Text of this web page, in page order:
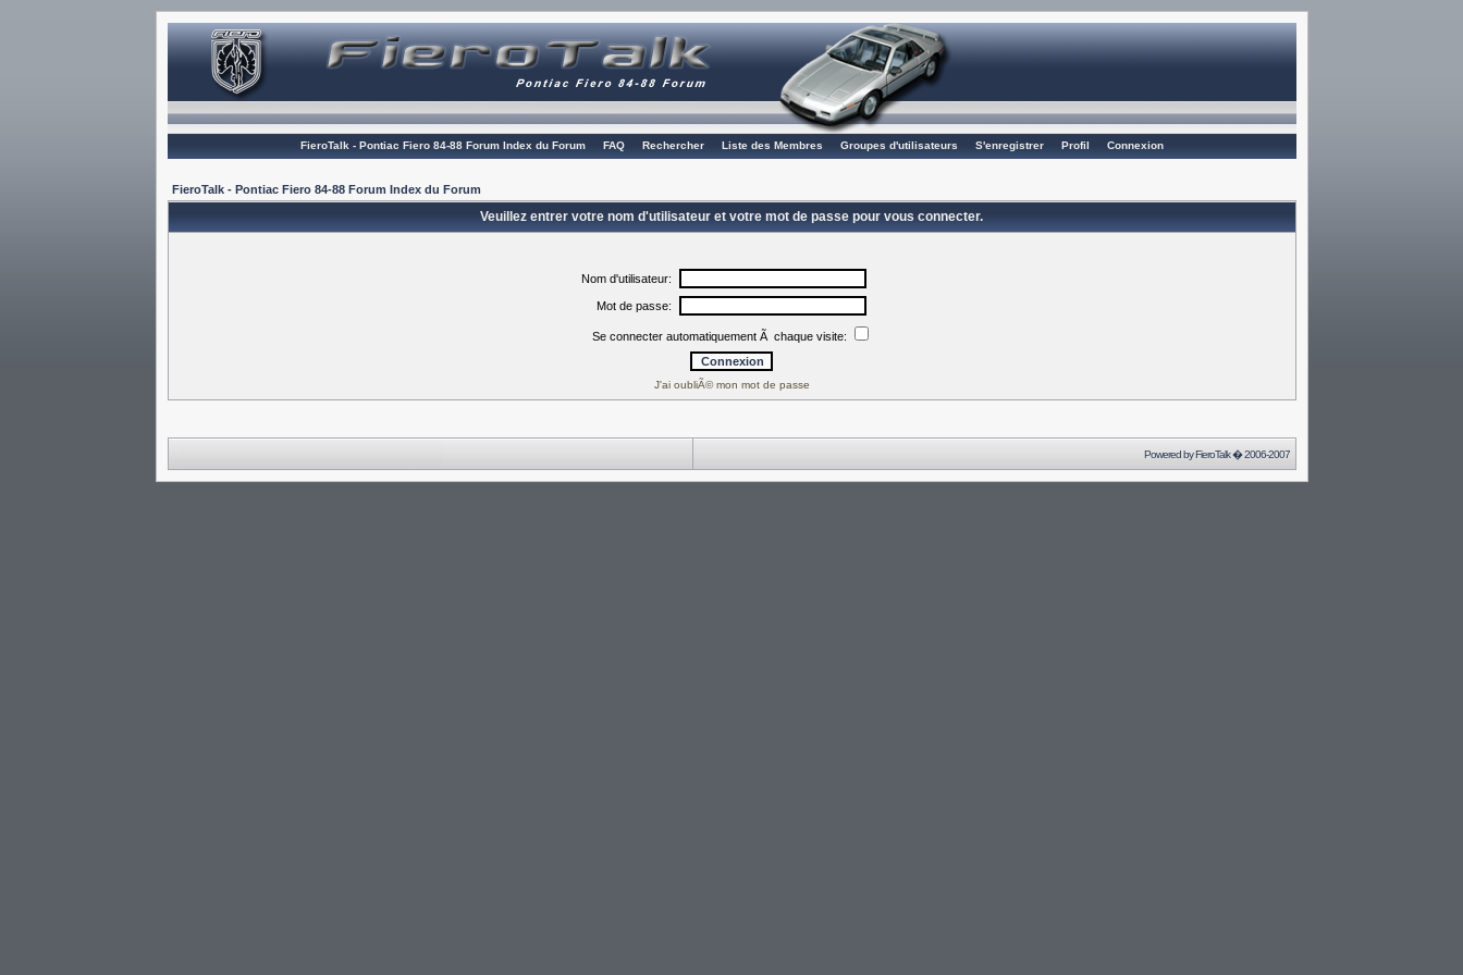
FieroTalk - Pontiac Fiero 84-88 Forum Index du Forum FAQ Rechercher Liste des Membres Groupes d'utilisateurs S'enregistrer Profil Connexion
FieroTalk - Pontiac Fiero 84-88 Forum Index du Forum
Veuillez entrer votre nom d'utilisateur et votre mot de passe pour vous connecter.
Nom d'utilisateur:
Mot de passe:
Se connecter automatiquement Ã chaque visite:
J'ai oubliÃ© mon mot de passe
Powered byFieroTalk� 2006-2007